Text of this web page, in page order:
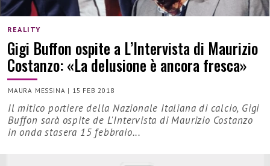
REALITY
Gigi Buffon ospite a L’Intervista di Maurizio
Costanzo: «La delusione è ancora fresca»
MAURA MESSINA | 15 FEB 2018
Il mitico portiere della Nazionale Italiana di calcio, Gigi
Buffon sarà ospite de L'Intervista di Maurizio Costanzo
in onda stasera 15 febbraio...